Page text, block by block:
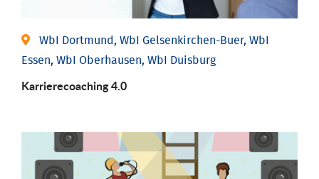
WbI Dortmund, WbI Gelsenkirchen-Buer, WbI
Essen, WbI Oberhausen, WbI Duisburg
Karriere­coaching 4.0